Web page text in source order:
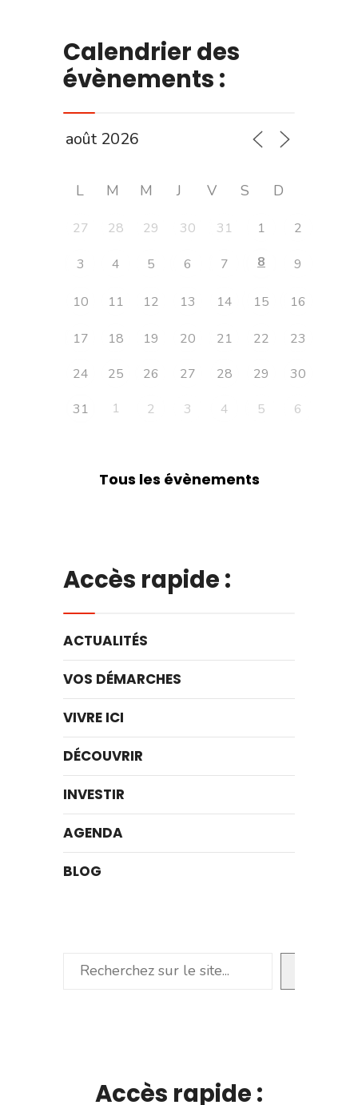
Calendrier des
évènements :
L M M J V S D
27 28 29 30 31 1 2
3 4 5 6 7 8 9
10 11 12 13 14 15 16
17 18 19 20 21 22
23
24
25 26 27 28 29
30
31
1 2 3 4 5 6
Tous les évènements
Accès rapide :
ACTUALITÉS
VOS DÉMARCHES
VIVRE ICI
DÉCOUVRIR
INVESTIR
AGENDA
BLOG
Rechercher
Accès rapide :